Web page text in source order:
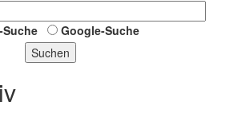
Suche
Google-Suche
Suchen